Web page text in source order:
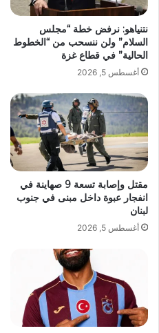
نتنياهو: نرفض خطة “مجلس
السلام” ولن ننسحب من “الخطوط
الحالية” في قطاع غزة
أغسطس 5, 2026
مقتل وإصابة تسعة 9 صهاينة في
انفجار عبوة داخل مبنى في جنوب
لبنان
أغسطس 5, 2026